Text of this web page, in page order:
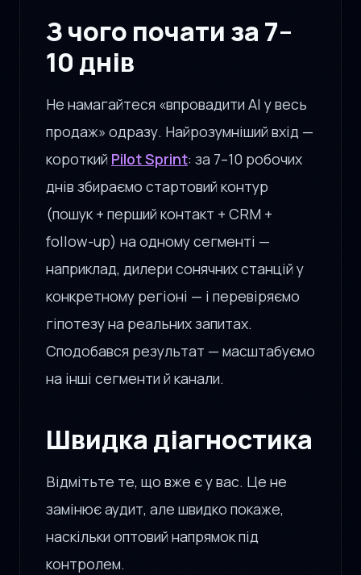
З чого почати за 7–
10 днів
Не намагайтеся «впровадити AI у весь
продаж» одразу. Найрозумніший вхід —
короткий Pilot Sprint: за 7–10 робочих
днів збираємо стартовий контур
(пошук + перший контакт + CRM +
follow-up) на одному сегменті —
наприклад, дилери сонячних станцій у
конкретному регіоні — і перевіряємо
гіпотезу на реальних запитах.
Сподобався результат — масштабуємо
на інші сегменти й канали.
Швидка діагностика
Відмітьте те, що вже є у вас. Це не
замінює аудит, але швидко покаже,
наскільки оптовий напрямок під
контролем.